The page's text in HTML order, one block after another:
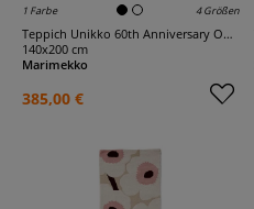
1 Farbe 4 Größen
Teppich Unikko 60th Anniversary Outdoor
140x200 cm
Marimekko
385,00 €